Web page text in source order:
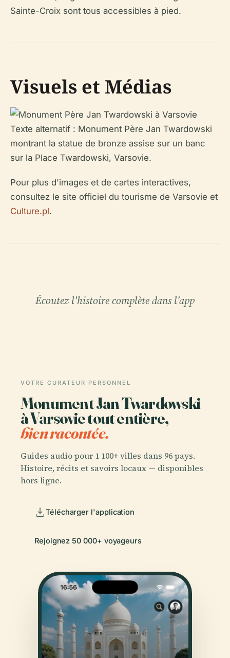
Sainte-Croix sont tous accessibles à pied.
Visuels et Médias
Texte alternatif : Monument Père Jan Twardowski
montrant la statue de bronze assise sur un banc
sur la Place Twardowski, Varsovie.
Pour plus d'images et de cartes interactives,
consultez le site officiel du tourisme de Varsovie et
Culture.pl.
Écoutez l'histoire complète dans l'app
VOTRE CURATEUR PERSONNEL
Monument Jan Twardowski
à Varsovie tout entière,
bien racontée.
Guides audio pour 1 100+ villes dans 96 pays.
Histoire, récits et savoirs locaux — disponibles
hors ligne.
Télécharger l'application
Rejoignez 50 000+ voyageurs